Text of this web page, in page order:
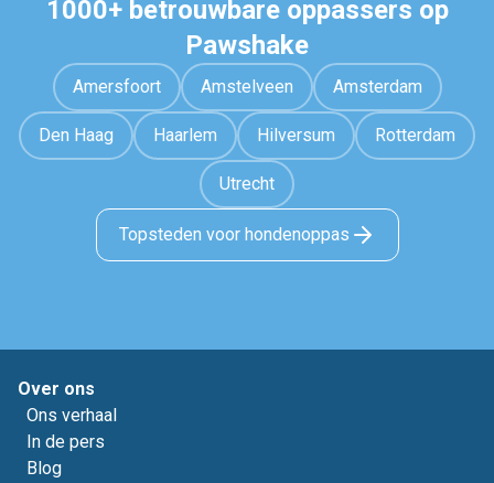
1000+ betrouwbare oppassers op
Pawshake
Amersfoort Amstelveen Amsterdam
Den Haag Haarlem Hilversum Rotterdam
Utrecht
Topsteden voor hondenoppas
Over ons
Ons verhaal
In de pers
Blog